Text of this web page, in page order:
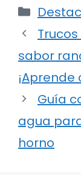
sabor
Guía
agua
horno